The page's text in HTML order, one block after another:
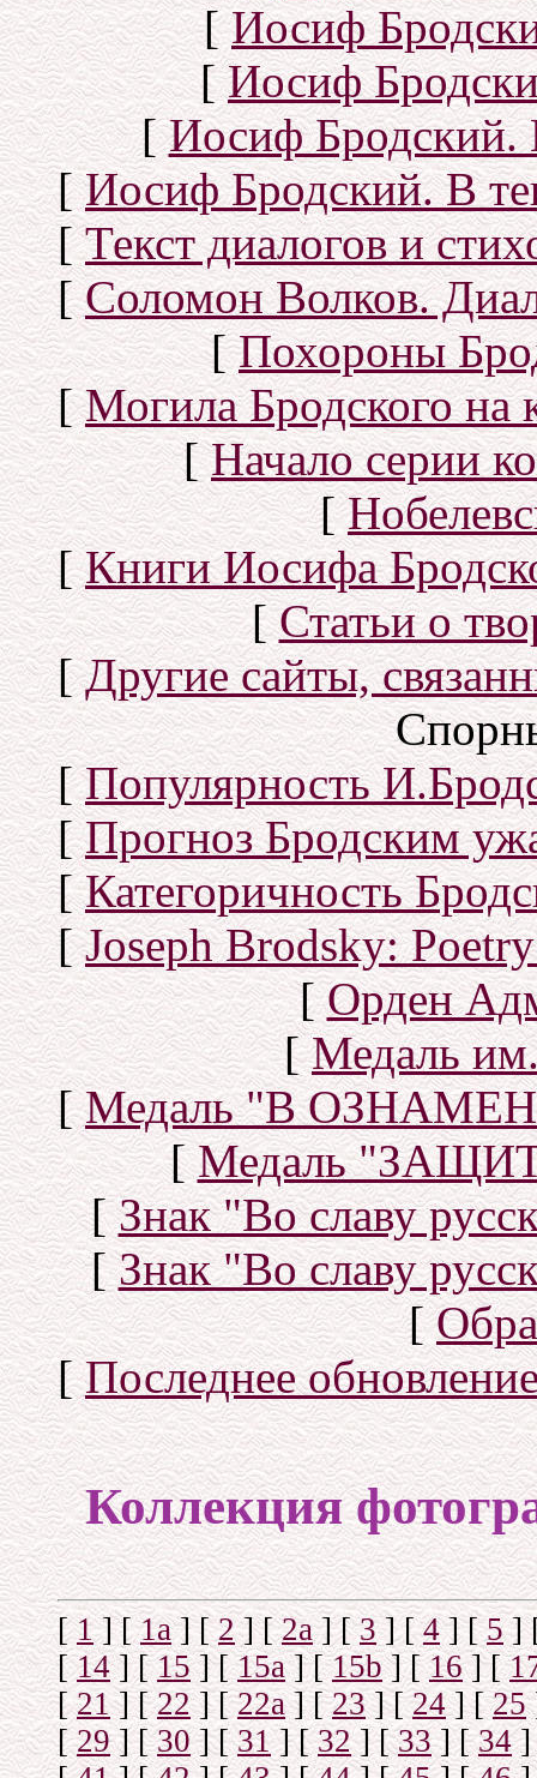
[Иосиф
[Иосиф
[Иосиф Бродский.
[Иосиф Бродский. В
[Текст диалогов и
[Соломон Волков.
[Похороны
[Могила Бродского
[Начало серии
[
[Книги Иосифа
[Статьи о
[Другие сайты,
[Популярность
[Прогноз Бродским
[Категоричность
[Joseph Brodsky:
[Орден
[Медаль
[Медаль "В
[Медаль
[Знак "Во славу
[Знак "Во славу
[
[Последнее
Коллекция
[1] [1а] [2] [2а] [3] [4] [5]
[14] [15] [15a] [15b] [16] [
[21] [22] [22a] [23] [24] [25
[29] [30] [31] [32] [33] [34]